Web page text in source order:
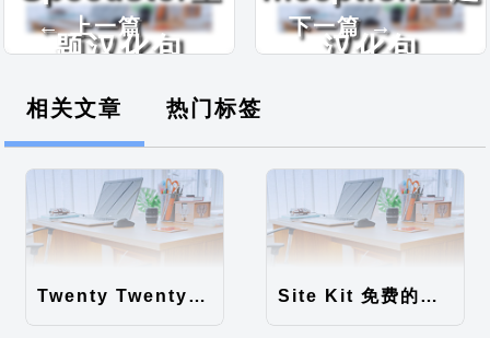
← 上一篇
题汉化包
下一篇 →
汉化包
相关文章 热门标签
Twenty Twenty-Five 免费的WordPress内容主题 Site Kit 免费的WordPress数据统计插件